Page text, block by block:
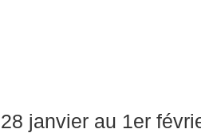
28 janvier au 1er